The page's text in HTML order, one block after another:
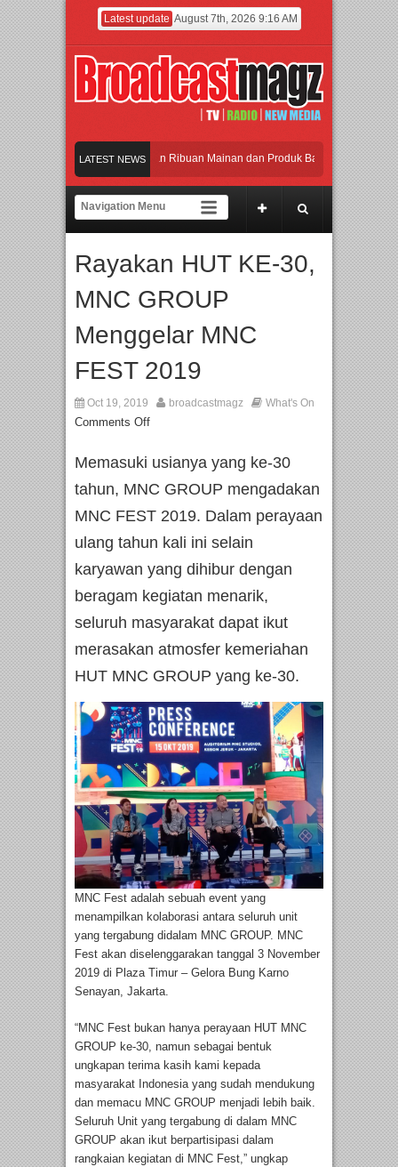
Latest update August 7th, 2026 9:16 AM
LATEST NEWS
Meramaikan Jakarta dengan Ribuan Mainan dan Produk Bayi dari Seluruh
Menjadi Gerbang Inovasi dan Peluang Bisnis Industri Gifts dan Housewares
Rayakan Perpaduan Warisan Dan Semangat Lokal, BIRKENSTOCK INDONESIA
Meramaikan Jakarta dengan Ribuan Mainan dan Produk Bayi dari Seluruh
Rayakan HUT KE-30,
MNC GROUP
Menggelar MNC
FEST 2019
Oct 19, 2019 broadcastmagz What's On
Comments Off
Memasuki usianya yang ke-30
tahun, MNC GROUP mengadakan
MNC FEST 2019. Dalam perayaan
ulang tahun kali ini selain
karyawan yang dihibur dengan
beragam kegiatan menarik,
seluruh masyarakat dapat ikut
merasakan atmosfer kemeriahan
HUT MNC GROUP yang ke-30.
MNC Fest adalah sebuah event yang
menampilkan kolaborasi antara seluruh unit
yang tergabung didalam MNC GROUP. MNC
Fest akan diselenggarakan tanggal 3 November
2019 di Plaza Timur – Gelora Bung Karno
Senayan, Jakarta.
“MNC Fest bukan hanya perayaan HUT MNC
GROUP ke-30, namun sebagai bentuk
ungkapan terima kasih kami kepada
masyarakat Indonesia yang sudah mendukung
dan memacu MNC GROUP menjadi lebih baik.
Seluruh Unit yang tergabung di dalam MNC
GROUP akan ikut berpartisipasi dalam
rangkaian kegiatan di MNC Fest,” ungkap